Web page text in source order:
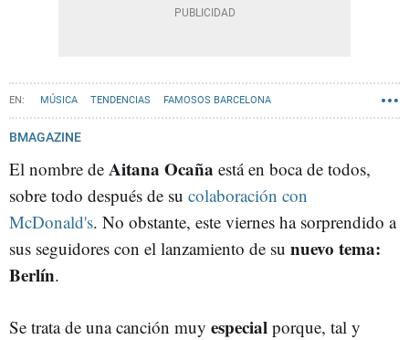
MÚSICA TENDENCIAS FAMOSOS BARCELONA
BMAGAZINE
El nombre de Aitana Ocaña está en boca de todos,
sobre todo después de su colaboración con
McDonald's. No obstante, este viernes ha sorprendido a
sus seguidores con el lanzamiento de su nuevo tema:
Berlín.
Se trata de una canción muy especial porque, tal y